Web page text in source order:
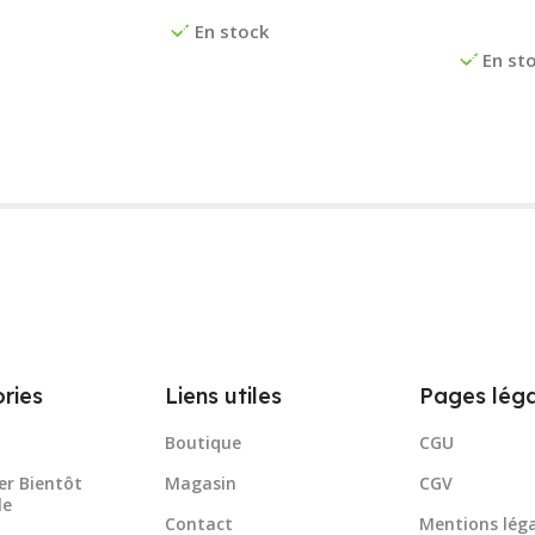
En stock
En
Bientôt
Liens utiles
Boutique
Magasin
Contact
Pages
CGU
CGV
Mentions